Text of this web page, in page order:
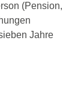
(Pension,
Jahre